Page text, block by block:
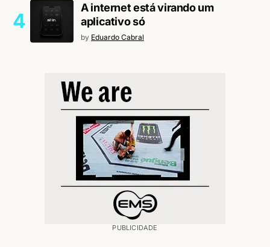
A internet está virando um
aplicativo só
by Eduardo Cabral
PUBLICIDADE